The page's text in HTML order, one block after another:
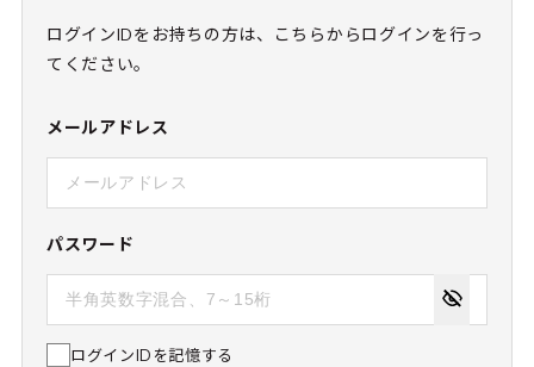
ログインIDをお持ちの方は、こちらからログインを行っ
てください。
メールアドレス
パスワード
ログインIDを記憶する